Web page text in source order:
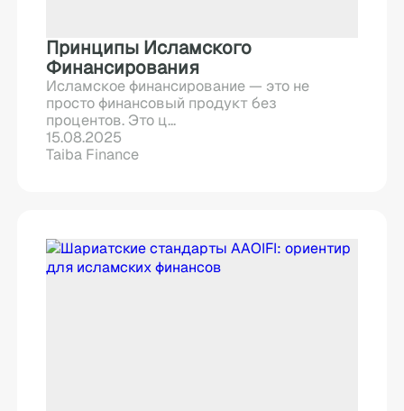
Принципы Исламского
Финансирования
Исламское финансирование — это не
просто финансовый продукт без
процентов. Это ц...
15.08.2025
Taiba Finance